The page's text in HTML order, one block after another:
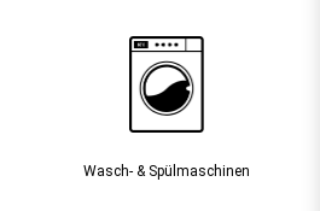
Wasch- & Spülmaschinen